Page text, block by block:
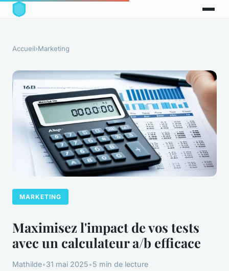
Accueil›Marketing
MARKETING
Maximisez l'impact de vos tests
avec un calculateur a/b efficace
Mathilde•31 mai 2025•5 min de lecture